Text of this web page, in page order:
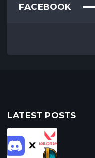
FACEBOOK
LATEST POSTS